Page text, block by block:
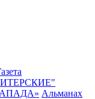
Альманах